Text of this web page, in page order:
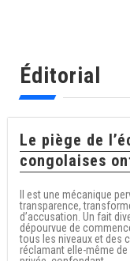
Éditorial
Le piège de
congolaises
Il est une mécanique
transparence,
d’accusation. Un fait
dépourvue de
tous les niveaux et des
réclamant elle-même